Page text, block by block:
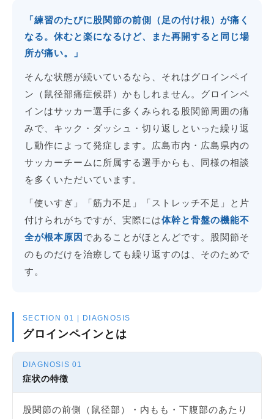
「練習のたびに股関節の前側（足の付け根）が痛く
なる。休むと楽になるけど、また再開すると同じ場
所が痛い。」
そんな状態が続いているなら、それはグロインペイ
ン（鼠径部痛症候群）かもしれません。グロインペ
インはサッカー選手に多くみられる股関節周囲の痛
みで、キック・ダッシュ・切り返しといった繰り返
し動作によって発症します。広島市内・広島県内の
サッカーチームに所属する選手からも、同様の相談
を多くいただいています。
「使いすぎ」「筋力不足」「ストレッチ不足」と片
付けられがちですが、実際には体幹と骨盤の機能不
全が根本原因 であることがほとんどです。股関節そ
のものだけを治療しても繰り返すのは、そのためで
す。
SECTION 01 | DIAGNOSIS
グロインペインとは
DIAGNOSIS 01
症状の特徴
股関節の前側（鼠径部）・内もも・下腹部のあたり